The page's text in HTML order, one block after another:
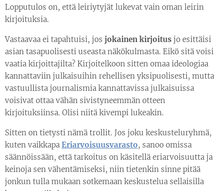
Lopputulos on, että leiriytyjät lukevat vain oman leirin
kirjoituksia.
Vastaavaa ei tapahtuisi, jos jokainen kirjoitus jo esittäisi
asian tasapuolisesti useasta näkökulmasta. Eikö sitä voisi
vaatia kirjoittajilta? Kirjoitelkoon sitten omaa ideologiaa
kannattaviin julkaisuihin rehellisen yksipuolisesti, mutta
vastuullista journalismia kannattavissa julkaisuissa
voisivat ottaa vähän sivistyneemmän otteen
kirjoituksiinsa. Olisi niitä kivempi lukeakin.
Sitten on tietysti nämä trollit. Jos joku keskusteluryhmä,
kuten vaikkapa Eriarvoisuusvarasto, sanoo omissa
säännöissään, että tarkoitus on käsitellä eriarvoisuutta ja
keinoja sen vähentämiseksi, niin tietenkin sinne pitää
jonkun tulla mukaan sotkemaan keskustelua sellaisilla